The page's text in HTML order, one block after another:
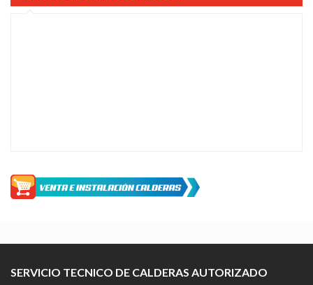
SERVICIO TECNICO DE CALDERAS AUTORIZADO